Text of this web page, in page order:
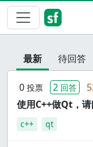
最新 待回答
0 投票 2 回答
使用C++做Qt，
c++ qt